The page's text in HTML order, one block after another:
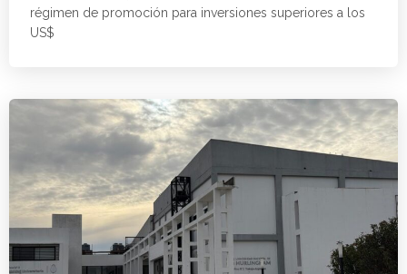
régimen de promoción para inversiones superiores a los
US$